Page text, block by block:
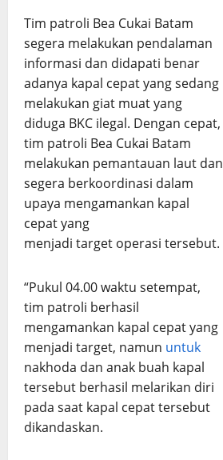
Tim patroli Bea Cukai Batam
segera melakukan pendalaman
informasi dan didapati benar
adanya kapal cepat yang sedang
melakukan giat muat yang
diduga BKC ilegal. Dengan cepat,
tim patroli Bea Cukai Batam
melakukan pemantauan laut dan
segera berkoordinasi dalam
upaya mengamankan kapal
cepat yang
menjadi target operasi tersebut.
“Pukul 04.00 waktu setempat,
tim patroli berhasil
mengamankan kapal cepat yang
menjadi target, namun untuk
nakhoda dan anak buah kapal
tersebut berhasil melarikan diri
pada saat kapal cepat tersebut
dikandaskan.